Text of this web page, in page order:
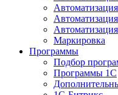
Маркировка
Программы
Подбор
Программы 1С